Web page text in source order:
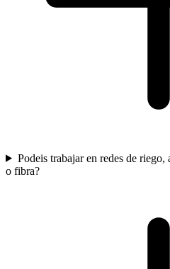
Podeis trabajar en redes de
o fibra?